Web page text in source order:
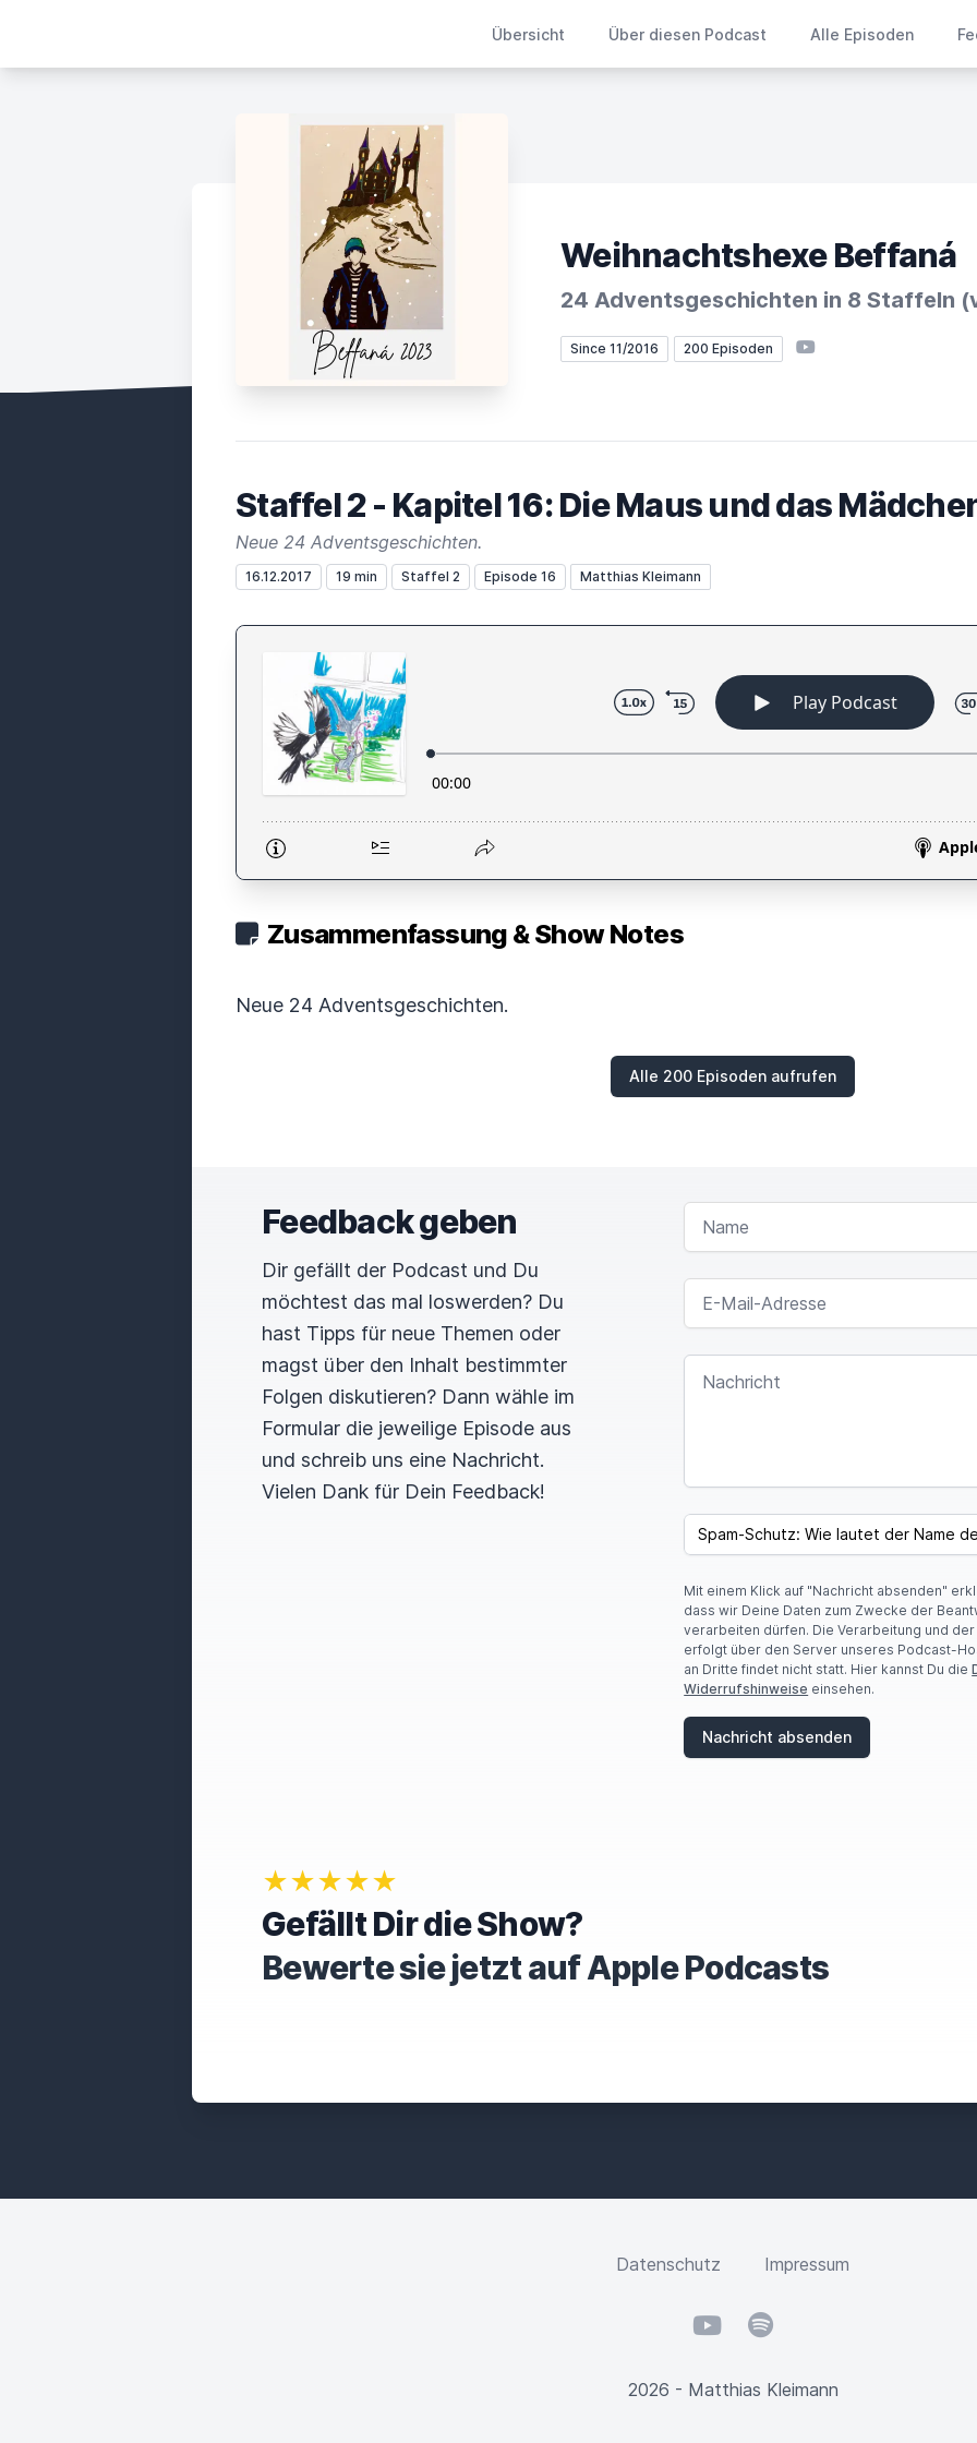
Übersicht Über diesen Podcast Alle Episoden
Weihnachtshexe Beffaná
24 Adventsgeschichten in 8 Staffeln
Since 11/2016 200 Episoden YouTube
Staffel 2 - Kapitel 16: Die Maus und das
Neue 24 Adventsgeschichten.
16.12.2017 19 min Staffel 2 Episode 16 Matthias Kleimann
Zusammenfassung & Show Notes
Neue 24 Adventsgeschichten.
Alle 200 Episoden aufrufen
Feedback geben
Dir gefällt der Podcast und Du
möchtest das mal loswerden? Du
hast Tipps für neue Themen oder
magst über den Inhalt bestimmter
Folgen diskutieren? Dann wähle im
Formular die jeweilige Episode aus
und schreib uns eine Nachricht.
Vielen Dank für Dein Feedback!
NAME
E-MAIL-ADRESSE
NACHRICHT
SPAM CAPTCHA
Mit einem Klick auf "Nachricht absenden"
dass wir Deine Daten zum Zwecke der
verarbeiten dürfen. Die Verarbeitung und
erfolgt über den Server unseres Podcast-
an Dritte findet nicht statt. Hier kannst Du die
Widerrufshinweise einsehen.
Nachricht absenden
★★★★★
Gefällt Dir die Show?
Bewerte sie jetzt auf Apple Podcasts
Datenschutz Impressum
YouTubeSpotify
2026 - Matthias Kleimann